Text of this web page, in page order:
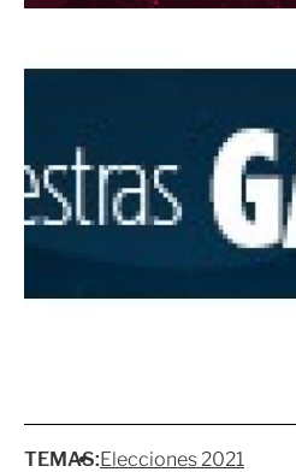
TEMAS:Elecciones 2021